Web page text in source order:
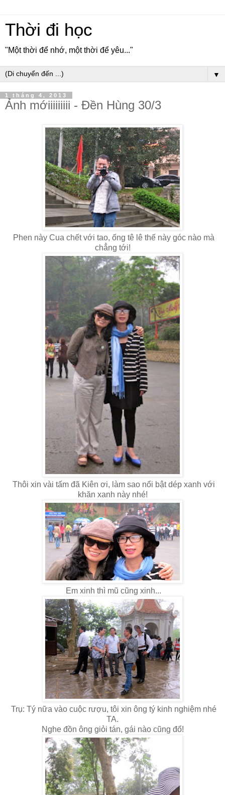
Thời đi học
"Một thời để nhớ, một thời để yêu..."
▼
1 tháng 4, 2013
Ảnh mớiiiiiiiii - Đền Hùng 30/3
Phen này Cua chết với tao, ống tê lê thế này góc nào mà
chẳng tới!
Thôi xin vài tấm đã Kiên ơi, làm sao nổi bật dép xanh với
khăn xanh này nhé!
Em xinh thì mũ cũng xinh...
Trụ: Tý nữa vào cuộc rượu, tôi xin ông tý kinh nghiệm nhé
TA.
Nghe đồn ông giỏi tán, gái nào cũng đổ!